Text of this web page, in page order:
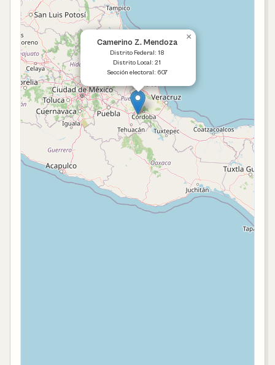
Camerino Z. Mendoza
Distrito Federal: 18
Distrito Local: 21
Sección electoral: 607
×